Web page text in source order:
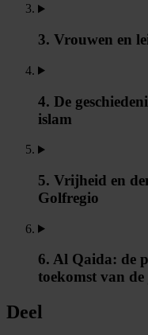
3. Vrouwen en
4. De
islam
5. Vrijheid en
Golfregio
6. Al Qaida: de
toekomst van
Deel